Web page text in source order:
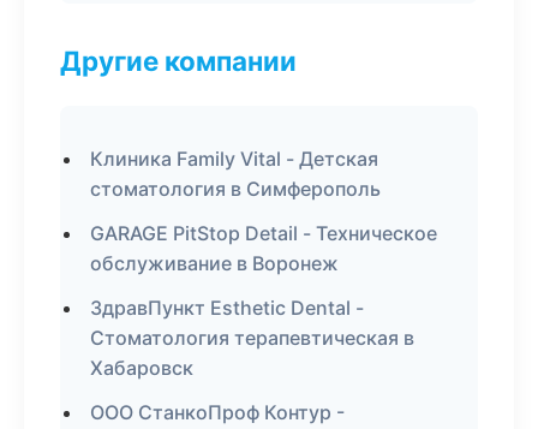
Другие компании
Клиника Family Vital - Детская
стоматология в Симферополь
GARAGE PitStop Detail - Техническое
обслуживание в Воронеж
ЗдравПункт Esthetic Dental -
Стоматология терапевтическая в
Хабаровск
ООО СтанкоПроф Контур -